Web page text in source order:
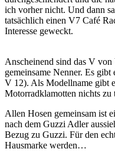
ich vorher nicht. Und dann
tatsächlich einen V7 Café
Interesse geweckt.
Anscheinend sind das V
gemeinsame Nenner. Es
V 12). Als Modellname gibt
Motorradklamotten nichts zu
Allen Hosen gemeinsam ist
nach dem Guzzi Adler
Bezug zu Guzzi. Für den
Hausmarke werden…